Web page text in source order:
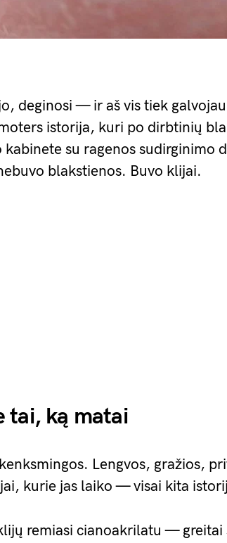
deginosi — ir aš vis tiek
istorija, kuri po dirbtinių
su ragenos sudirginimo
blakstienos. Buvo klijai.
tai, ką matai
Lengvos, gražios,
kurie jas laiko — visai kita
remiasi cianoakrilatu — greitai